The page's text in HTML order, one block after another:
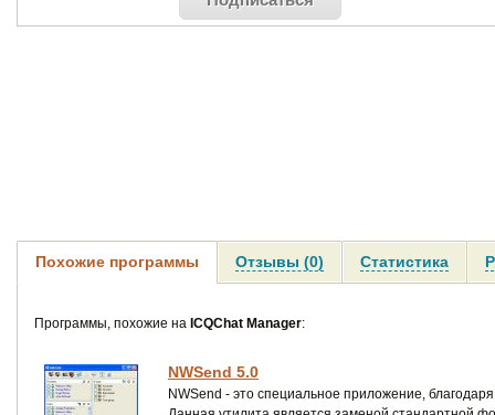
Похожие программы Отзывы (0) Статистика
Программы, похожие на ICQChat Manager:
NWSend 5.0
NWSend - это специальное приложение,